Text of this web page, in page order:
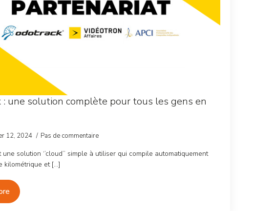
: une solution complète pour tous les gens en
12, 2024 Pas de commentaire
solution ‘’cloud’’ simple à utiliser qui compile automatiquement
kilométrique et […]